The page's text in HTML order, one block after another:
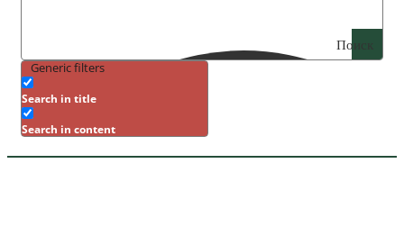
Поиск
Generic filters
Search in title
Search in content